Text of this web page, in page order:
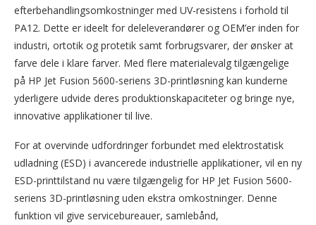
efterbehandlingsomkostninger med UV-resistens i forhold til
PA12. Dette er ideelt for deleleverandører og OEM’er inden for
industri, ortotik og protetik samt forbrugsvarer, der ønsker at
farve dele i klare farver. Med flere materialevalg tilgængelige
på HP Jet Fusion 5600-seriens 3D-printløsning kan kunderne
yderligere udvide deres produktionskapaciteter og bringe nye,
innovative applikationer til live.
For at overvinde udfordringer forbundet med elektrostatisk
udladning (ESD) i avancerede industrielle applikationer, vil en ny
ESD-printtilstand nu være tilgængelig for HP Jet Fusion 5600-
seriens 3D-printløsning uden ekstra omkostninger. Denne
funktion vil give servicebureauer, samlebånd,